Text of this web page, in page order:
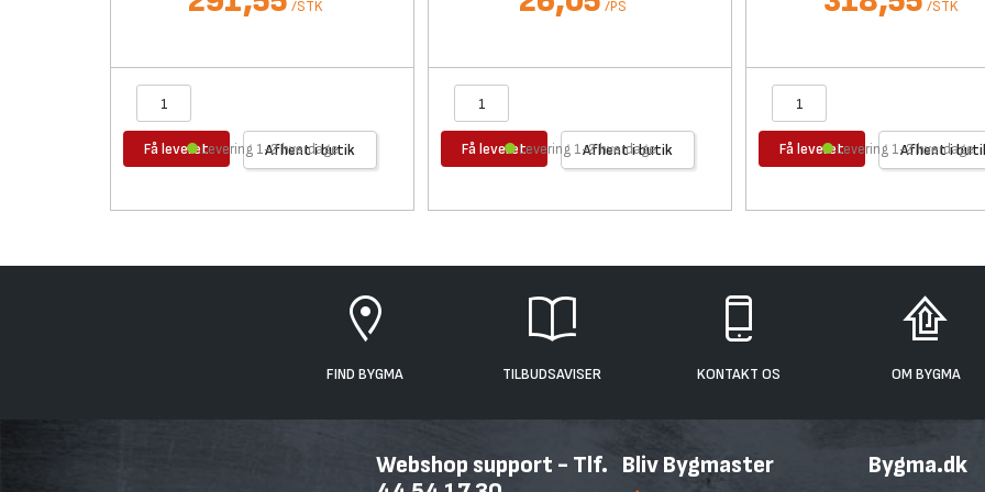
/STK
Få leveret Afhent i butik
Levering 1-2 hverdage
/PS
Få leveret Afhent i butik
Levering 1-2 hverdage
/STK
Få leveret Afhent i
Levering 1-2 hverdage
FIND BYGMA TILBUDSAVISER KONTAKT OS OM BYGMA
Webshop support - Tlf. Bliv Bygmaster Bygma.dk